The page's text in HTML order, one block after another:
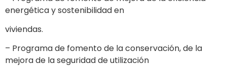
energética y sostenibilidad en
viviendas.
– Programa de fomento de la conservación, de la
mejora de la seguridad de utilización